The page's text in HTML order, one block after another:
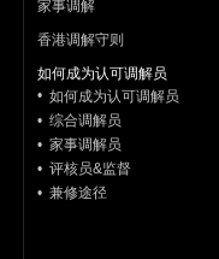
家事调解
香港调解守则
如何成为认可调解员
• 如何成为认可调解员
• 综合调解员
• 家事调解员
• 评核员&监督
• 兼修途径